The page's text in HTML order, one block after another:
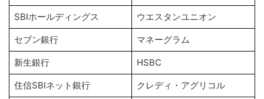
SBIホールディングス ウエスタンユニオン
セブン銀行 マネーグラム
新生銀行 HSBC
住信SBIネット銀行 クレディ・アグリコル